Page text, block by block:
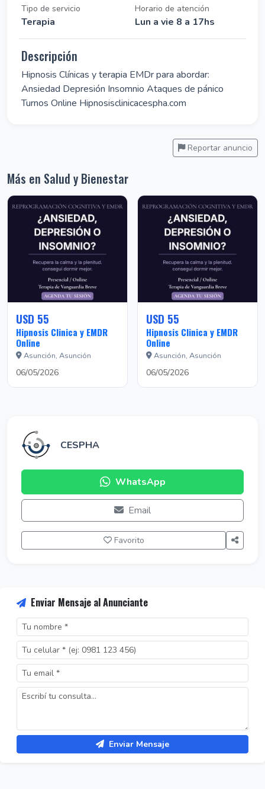
Tipo de servicio
Terapia
Horario de atención
Lun a vie 8 a 17hs
Descripción
Hipnosis Clínicas y terapia EMDr para abordar:
Ansiedad Depresión Insomnio Ataques de pánico
Turnos Online Hipnosisclinicacespha.com
Reportar anuncio
Más en Salud y Bienestar
USD 55
Hipnosis Clinica y EMDR
Online
Asunción, Asunción
06/05/2026
USD 55
Hipnosis Clinica y EMDR
Online
Asunción, Asunción
06/05/2026
CESPHA
WhatsApp
Email
Favorito
Enviar Mensaje al Anunciante
Enviar Mensaje